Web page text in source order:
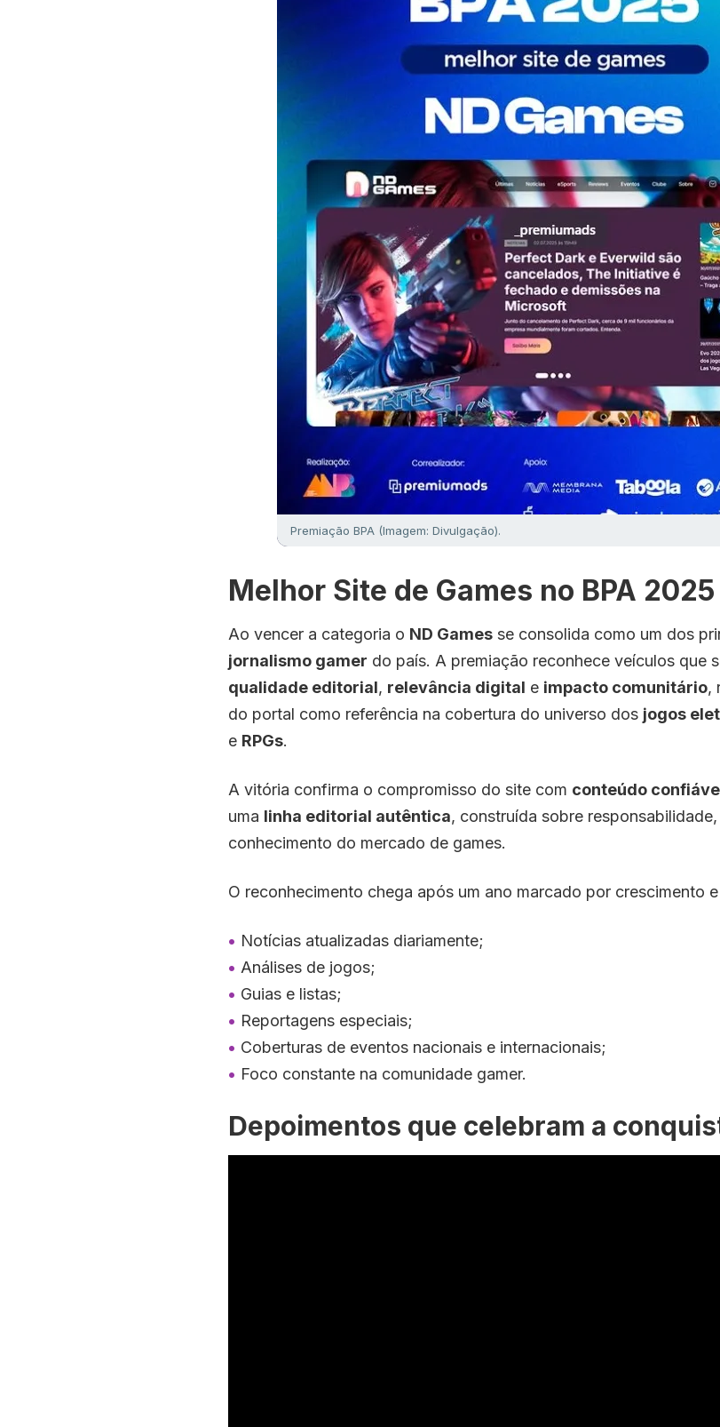
Premiação BPA (Imagem: Divulgação).
Melhor Site de Games no BPA 2025
Ao vencer a categoria o ND Gamesse consolida como um dos
jornalismo gamer do país. A premiação reconhece veículos que
qualidade editorial, relevância digital e impacto comunitário,
do portal como referência na cobertura do universo dos jogos
e RPGs.
A vitória confirma o compromisso do site com conteúdo
uma linha editorial autêntica, construída sobre
conhecimento do mercado de games.
O reconhecimento chega após um ano marcado por crescimento
Notícias atualizadas diariamente;
Análises de jogos;
Guias e listas;
Reportagens especiais;
Coberturas de eventos nacionais e internacionais;
Foco constante na comunidade gamer.
Depoimentos que celebram a